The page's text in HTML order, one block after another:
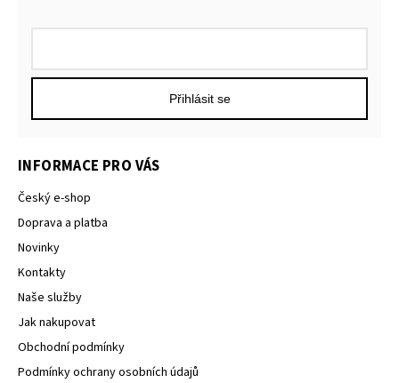
INFORMACE PRO VÁS
Český e-shop
Doprava a platba
Novinky
Kontakty
Naše služby
Jak nakupovat
Obchodní podmínky
Podmínky ochrany osobních údajů
Přihlásit se